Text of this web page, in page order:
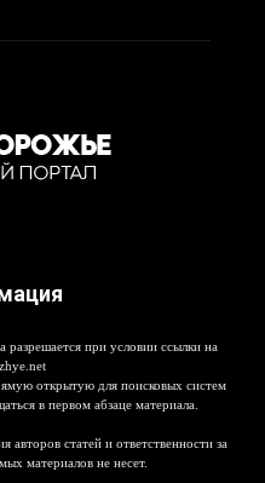
разрешается при условии ссылки на
открытую для поисковых систем
в первом абзаце материала.
авторов статей и ответственности за
материалов не несет.